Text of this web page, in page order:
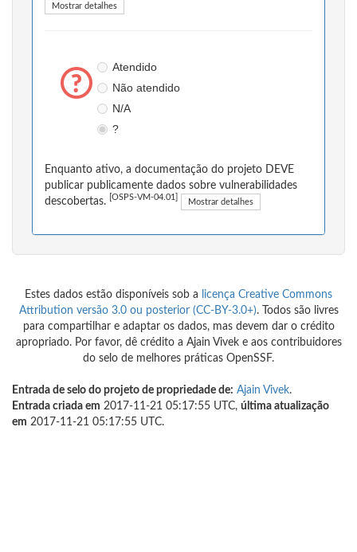
Mostrar detalhes
Atendido
Não atendido
N/A
?
Enquanto ativo, a documentação do projeto DEVE
publicar publicamente dados sobre vulnerabilidades
descobertas.
[OSPS-VM-04.01] Mostrar detalhes
Estes dados estão disponíveis sob a
licença Creative Commons
Attribution versão 3.0 ou posterior (CC-BY-3.0+). Todos são livres
para compartilhar e adaptar os dados, mas devem dar o crédito
apropriado. Por favor, dê crédito a Ajain Vivek e aos contribuidores
do selo de melhores práticas OpenSSF.
Entrada de selo do projeto de propriedade de: Ajain Vivek.
Entrada criada em 2017-11-21 05:17:55 UTC, última atualização
em 2017-11-21 05:17:55 UTC.